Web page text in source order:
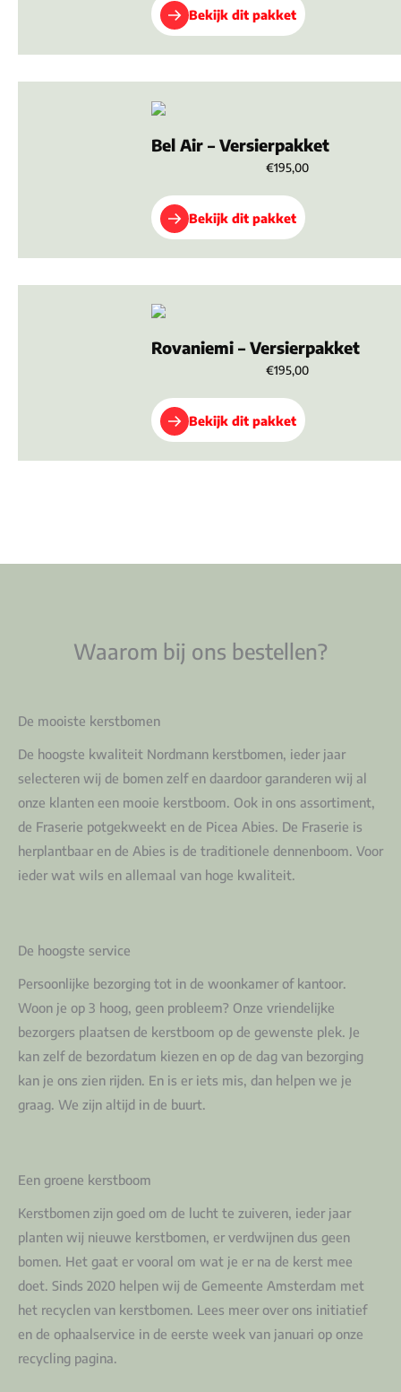
Bekijk dit pakket
Bel Air – Versierpakket
€195,00
Bekijk dit pakket
Rovaniemi – Versierpakket
€195,00
Bekijk dit pakket
Waarom bij ons bestellen?
De mooiste kerstbomen
De hoogste kwaliteit Nordmann kerstbomen, ieder jaar
selecteren wij de bomen zelf en daardoor garanderen wij al
onze klanten een mooie kerstboom. Ook in ons assortiment,
de Fraserie potgekweekt en de Picea Abies. De Fraserie is
herplantbaar en de Abies is de traditionele dennenboom. Voor
ieder wat wils en allemaal van hoge kwaliteit.
De hoogste service
Persoonlijke bezorging tot in de woonkamer of kantoor.
Woon je op 3 hoog, geen probleem? Onze vriendelijke
bezorgers plaatsen de kerstboom op de gewenste plek. Je
kan zelf de bezordatum kiezen en op de dag van bezorging
kan je ons zien rijden. En is er iets mis, dan helpen we je
graag. We zijn altijd in de buurt.
Een groene kerstboom
Kerstbomen zijn goed om de lucht te zuiveren, ieder jaar
planten wij nieuwe kerstbomen, er verdwijnen dus geen
bomen. Het gaat er vooral om wat je er na de kerst mee
doet. Sinds 2020 helpen wij de Gemeente Amsterdam met
het recyclen van kerstbomen. Lees meer over ons initiatief
en de ophaalservice in de eerste week van januari op onze
recycling pagina.